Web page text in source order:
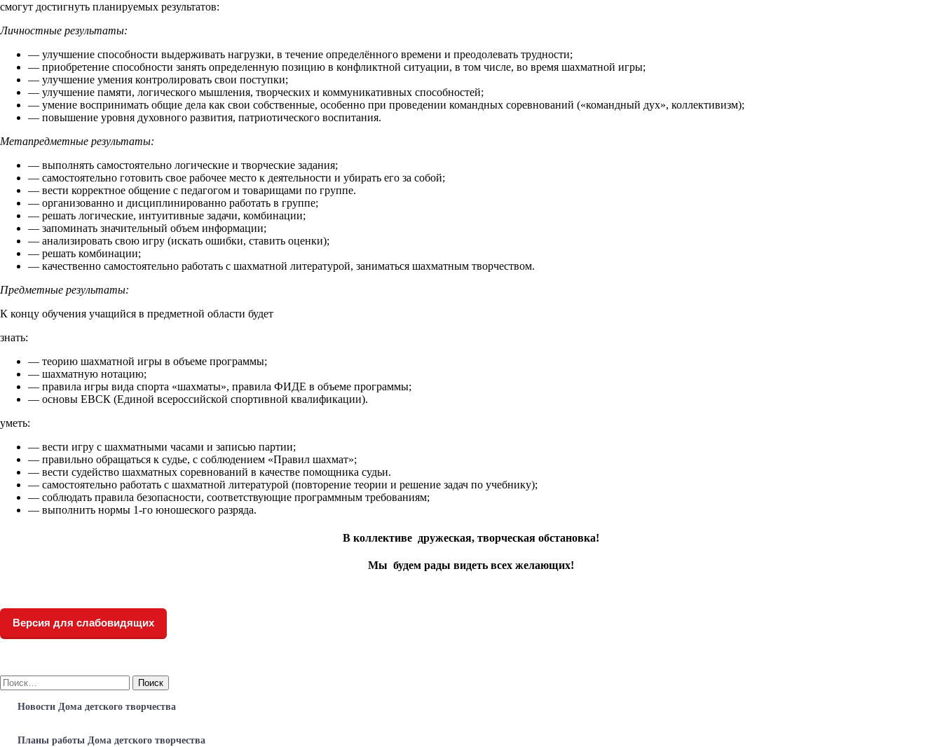
смогут достигнуть планируемых результатов:
Личностные результаты:
— улучшение способности выдерживать нагрузки, в течение определённого времени и преодолевать трудности;
— приобретение способности занять определенную позицию в конфликтной ситуации, в том числе, во время шахматной игры;
— улучшение умения контролировать свои поступки;
— улучшение памяти, логического мышления, творческих и коммуникативных способностей;
— умение воспринимать общие дела как свои собственные, особенно при проведении командных соревнований («командный дух», коллективизм);
— повышение уровня духовного развития, патриотического воспитания.
Метапредметные результаты:
— выполнять самостоятельно логические и творческие задания;
— самостоятельно готовить свое рабочее место к деятельности и убирать его за собой;
— вести корректное общение с педагогом и товарищами по группе.
— организованно и дисциплинированно работать в группе;
— решать логические, интуитивные задачи, комбинации;
— запоминать значительный объем информации;
— анализировать свою игру (искать ошибки, ставить оценки);
— решать комбинации;
— качественно самостоятельно работать с шахматной литературой, заниматься шахматным творчеством.
Предметные результаты:
К концу обучения учащийся в предметной области будет
знать:
— теорию шахматной игры в объеме программы;
— шахматную нотацию;
— правила игры вида спорта «шахматы», правила ФИДЕ в объеме программы;
— основы ЕВСК (Единой всероссийской спортивной квалификации).
уметь:
— вести игру с шахматными часами и записью партии;
— правильно обращаться к судье, с соблюдением «Правил шахмат»;
— вести судейство шахматных соревнований в качестве помощника судьи.
— самостоятельно работать с шахматной литературой (повторение теории и решение задач по учебнику);
— соблюдать правила безопасности, соответствующие программным требованиям;
— выполнить нормы 1-го юношеского разряда.
В коллективе дружеская, творческая обстановка!
Мы будем рады видеть всех желающих!
Версия для слабовидящих
Найти:
Новости Дома детского творчества
Планы работы Дома детского творчества